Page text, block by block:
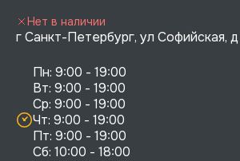
г Санкт-Петербург, ул Софийская, д
Пн: 9:00 - 19:00
Вт: 9:00 - 19:00
Ср: 9:00 - 19:00
Чт: 9:00 - 19:00
Пт: 9:00 - 19:00
Сб: 10:00 - 18:00
Нет в наличии